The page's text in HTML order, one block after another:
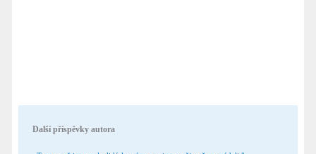
Další příspěvky autora